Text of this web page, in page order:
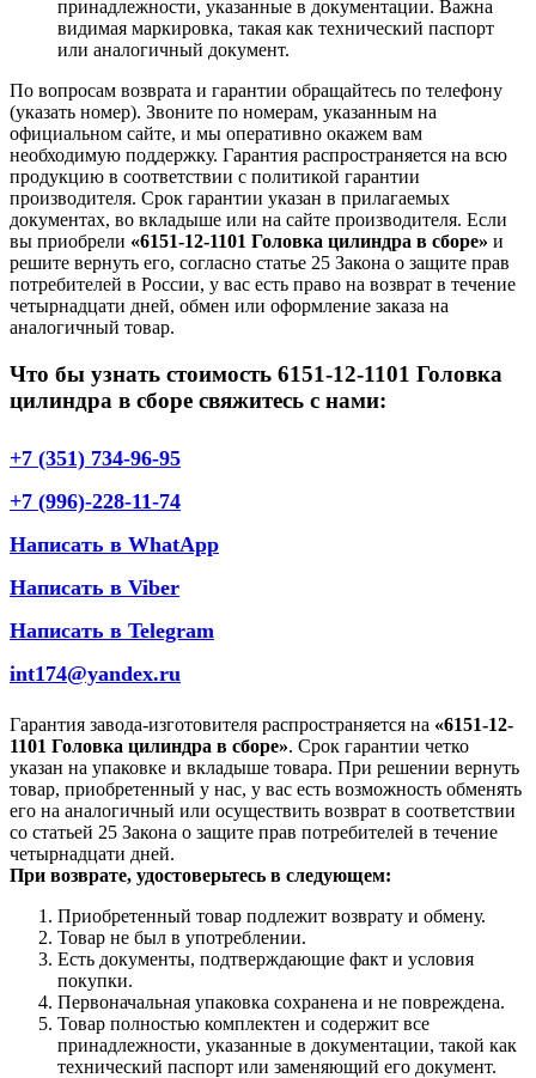
принадлежности, указанные в документации. Важна
видимая маркировка, такая как технический паспорт
или аналогичный документ.
По вопросам возврата и гарантии обращайтесь по телефону
(указать номер). Звоните по номерам, указанным на
официальном сайте, и мы оперативно окажем вам
необходимую поддержку. Гарантия распространяется на всю
продукцию в соответствии с политикой гарантии
производителя. Срок гарантии указан в прилагаемых
документах, во вкладыше или на сайте производителя. Если
вы приобрели «6151-12-1101 Головка цилиндра в сборе» и
решите вернуть его, согласно статье 25 Закона о защите прав
потребителей в России, у вас есть право на возврат в течение
четырнадцати дней, обмен или оформление заказа на
аналогичный товар.
Что бы узнать стоимость 6151-12-1101 Головка
цилиндра в сборе свяжитесь с нами:
+7 (351) 734-96-95
+7 (996)-228-11-74
Написать в WhatApp
Написать в Viber
Написать в Telegram
int174@yandex.ru
Гарантия завода-изготовителя распространяется на «6151-12-
1101 Головка цилиндра в сборе». Срок гарантии четко
указан на упаковке и вкладыше товара. При решении вернуть
товар, приобретенный у нас, у вас есть возможность обменять
его на аналогичный или осуществить возврат в соответствии
со статьей 25 Закона о защите прав потребителей в течение
четырнадцати дней.
При возврате, удостоверьтесь в следующем:
Приобретенный товар подлежит возврату и обмену.
Товар не был в употреблении.
Есть документы, подтверждающие факт и условия
покупки.
Первоначальная упаковка сохранена и не повреждена.
Товар полностью комплектен и содержит все
принадлежности, указанные в документации, такой как
технический паспорт или заменяющий его документ.